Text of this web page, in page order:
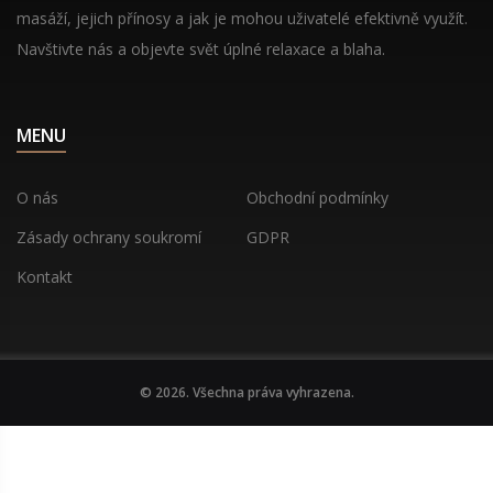
masáží, jejich přínosy a jak je mohou uživatelé efektivně využít.
Navštivte nás a objevte svět úplné relaxace a blaha.
MENU
O nás
Obchodní podmínky
Zásady ochrany soukromí
GDPR
Kontakt
© 2026. Všechna práva vyhrazena.